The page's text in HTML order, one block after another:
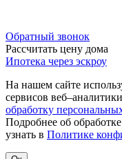
Обратный звонок
Рассчитать цену дома
Ипотека через эскроу
На нашем сайте
сервисов
обработку
Подробнее об
узнать в Политике